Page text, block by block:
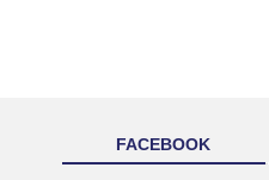
FACEBOOK